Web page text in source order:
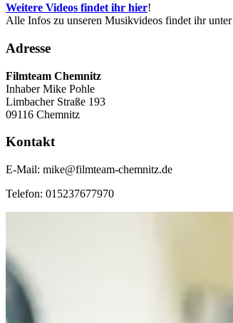
Weitere Videos findet ihr hier!
Alle Infos zu unseren Musikvideos findet ihr unter
Adresse
Filmteam Chemnitz
Inhaber Mike Pohle
Limbacher Straße 193
09116 Chemnitz
Kontakt
E-Mail: mike@filmteam-chemnitz.de
Telefon: 015237677970